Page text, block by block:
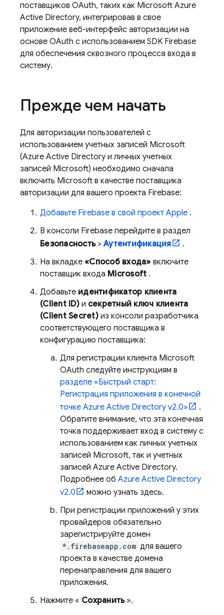
поставщиков OAuth, таких как Microsoft Azure
Active Directory, интегрировав в свое
приложение веб-интерфейс авторизации на
основе OAuth с использованием SDK Firebase
для обеспечения сквозного процесса входа в
систему.
Прежде чем начать
Для авторизации пользователей с
использованием учетных записей Microsoft
(Azure Active Directory и личных учетных
записей Microsoft) необходимо сначала
включить Microsoft в качестве поставщика
авторизации для вашего проекта Firebase:
Добавьте Firebase в свой проект Apple .
В консоли Firebase перейдите в раздел
Безопасность>Аутентификация
.
На вкладке «Способ входа» включите
поставщик входа Microsoft .
Добавьте идентификатор клиента
(Client ID)и секретный ключ клиента
(Client Secret)из консоли разработчика
соответствующего поставщика в
конфигурацию поставщика:
Для регистрации клиента Microsoft
OAuth следуйте инструкциям в
разделе «Быстрый старт:
Регистрация приложения в конечной
точке Azure Active Directory v2.0»
.
Обратите внимание, что эта конечная
точка поддерживает вход в систему с
использованием как личных учетных
записей Microsoft, так и учетных
записей Azure Active Directory.
Подробнее об Azure Active Directory
v2.0
можно узнать здесь.
При регистрации приложений у этих
провайдеров обязательно
зарегистрируйте домен
*.firebaseapp.com для вашего
проекта в качестве домена
перенаправления для вашего
приложения.
Нажмите « Сохранить».